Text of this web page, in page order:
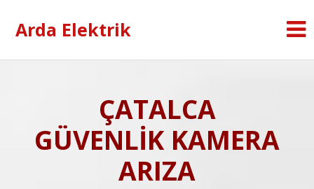
Arda Elektrik
ÇATALCA
GÜVENLİK KAMERA
ARIZA